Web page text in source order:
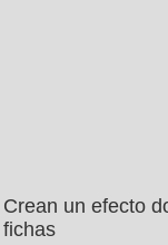
Crean un efecto
fichas